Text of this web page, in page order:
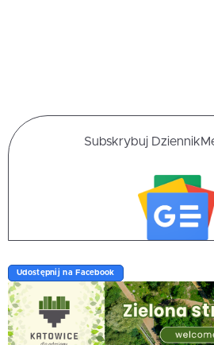
Subskrybuj
Udostępnij na Facebook